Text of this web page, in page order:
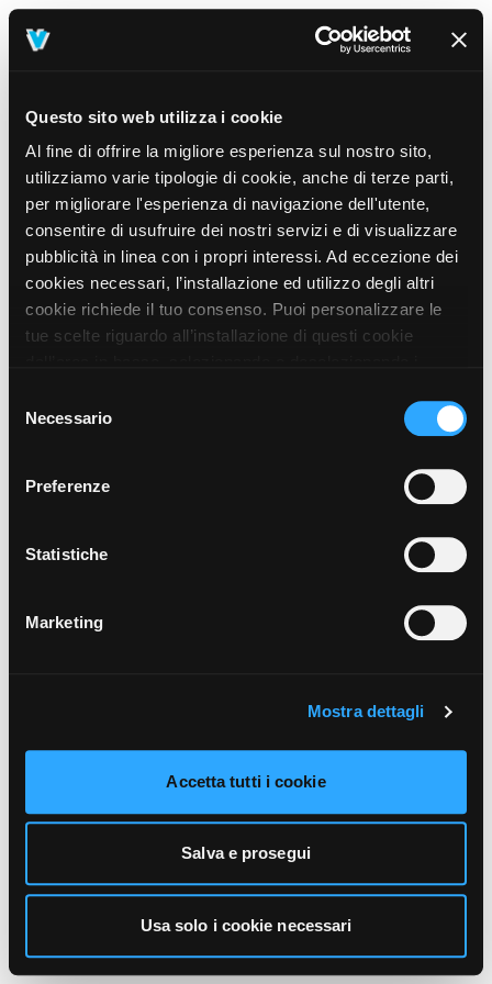
Questo sito web utilizza i cookie
Al fine di offrire la migliore esperienza sul nostro sito,
utilizziamo varie tipologie di cookie, anche di terze parti,
per migliorare l'esperienza di navigazione dell'utente,
consentire di usufruire dei nostri servizi e di visualizzare
pubblicità in linea con i propri interessi. Ad eccezione dei
cookies necessari, l’installazione ed utilizzo degli altri
cookie richiede il tuo consenso. Puoi personalizzare le
tue scelte riguardo all’installazione di questi cookie
prosegui” o decidere di accettare tutti i cookie, cliccando
sul pulsante “Accetta tutti i cookie”. Cliccando sul tasto
unicamente i cookie necessari alla navigazione. Per
funzionamento, puoi prendere visione dell’informativa
cliccando qui.
delNecessario
Preferenze
Statistiche
Marketing
Mostra dettagli
Accetta tutti i cookie
Salva e prosegui
Usa solo i cookie necessari
404